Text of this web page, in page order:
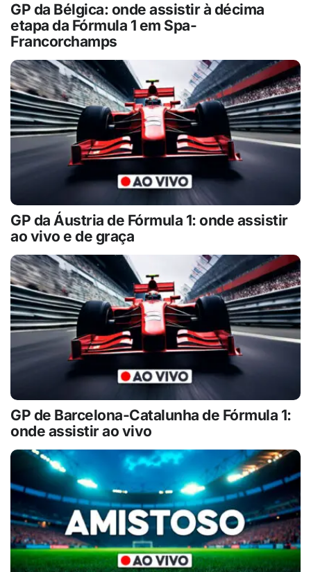
GP da Bélgica: onde assistir à décima
etapa da Fórmula 1 em Spa-
Francorchamps
GP da Áustria de Fórmula 1: onde assistir
ao vivo e de graça
GP de Barcelona-Catalunha de Fórmula 1:
onde assistir ao vivo